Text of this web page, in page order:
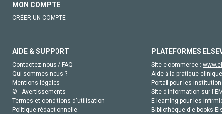
MON COMPTE
CRÉER UN COMPTE
AIDE & SUPPORT
Contactez-nous / FAQ
Qui sommes-nous ?
Mentions légales
© - Avertissements
Termes et conditions d'utilisation
Politique rédactionnelle
PLATEFORMES
Site e-commerce :
Aide à la pratique
Portail pour les
Site d'information sur
E-learning pour les
Bibliothèque d'e-books